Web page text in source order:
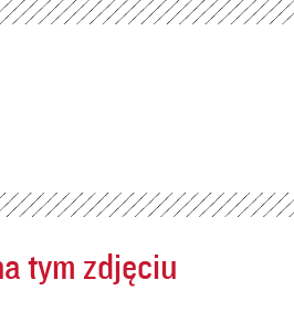
Przejdź
tym zdjęciu